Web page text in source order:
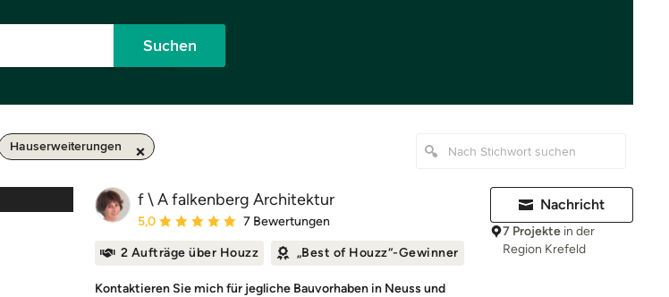
Suchen
Hauserweiterungen
f \ A falkenberg Architektur
Durchschnittliche Bewertung: 5 von 5 Sternen
5,0 7 Bewertungen
2 Aufträge über Houzz „Best of Houzz“-Gewinner
Kontaktieren Sie mich für jegliche Bauvorhaben in Neuss und
Nachricht
7 Projekte in der
Region Krefeld